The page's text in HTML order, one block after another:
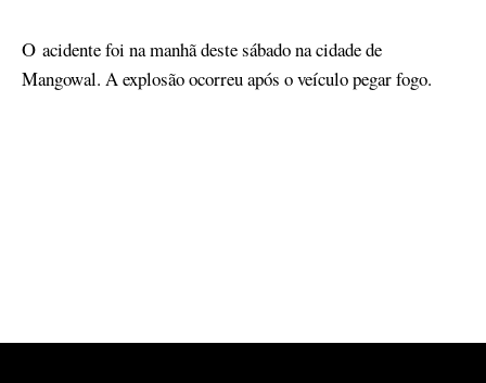
O acidente foi na manhã deste sábado na cidade de
Mangowal. A explosão ocorreu após o veículo pegar fogo.